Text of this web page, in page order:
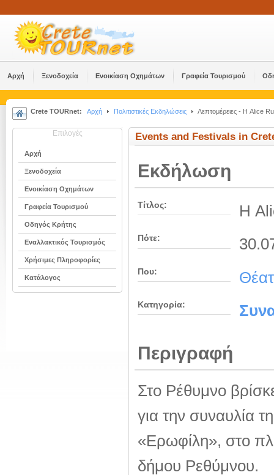
Αρχή Ξενοδοχεία Ενοικίαση Οχημάτων Γραφεία Τουρισμού
Crete TOURnet: Αρχή Πολιτιστικές Εκδηλώσεις Λεπτομέρειες - Η Alice
Επιλογές
Αρχή
Ξενοδοχεία
Ενοικίαση Οχημάτων
Γραφεία Τουρισμού
Οδηγός Κρήτης
Εναλλακτικός Τουρισμός
Χρήσιμες Πληροφορίες
Κατάλογος
Events and Festivals in
Εκδήλωση
Τίτλος: Η
Πότε:
Που:
Κατηγορία:
Περιγραφή
Στο Ρέθυμνο
για την συναυλία
«Ερωφίλη», στο
δήμου Ρεθύμνου.